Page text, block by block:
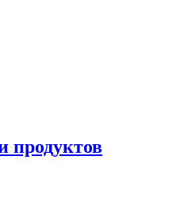
продуктов